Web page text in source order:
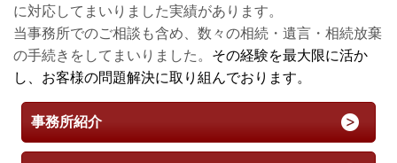
に対応してまいりました実績があります。
当事務所でのご相談も含め、数々の相続・遺言・相続放棄
の手続きをしてまいりました。 その経験を最大限に活か
し、お客様の問題解決に取り組んでおります。
事務所紹介